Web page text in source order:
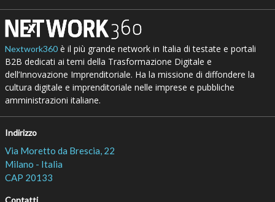
Nextwork360è il più grande network in Italia di testate e portali
B2B dedicati ai temi della Trasformazione Digitale e
dell’Innovazione Imprenditoriale. Ha la missione di diffondere la
cultura digitale e imprenditoriale nelle imprese e pubbliche
amministrazioni italiane.
Indirizzo
Via Moretto da Brescia, 22
Milano - Italia
CAP 20133